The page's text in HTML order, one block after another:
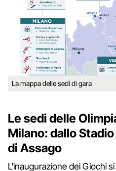
La mappa delle sedi di gara
Le sedi delle
Milano: dallo
di Assago
L'inaugurazione dei Giochi